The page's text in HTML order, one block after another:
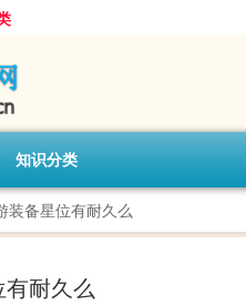
知识分类
装备星位有耐久么
耐久么